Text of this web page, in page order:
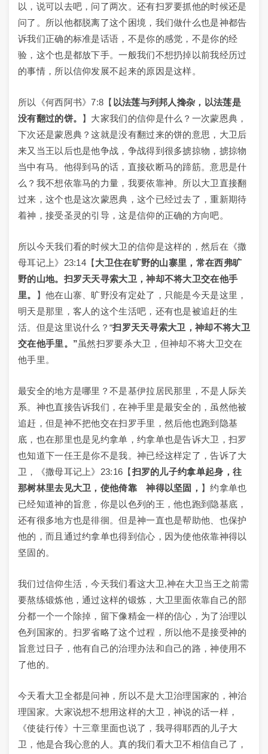
以，说可以去吧，问了两次。还有扫罗要抓他的时候还是
问了。所以他都脱离了这个困境，我们做什么也是神都告
诉我们正确的标准是话语，不是你的感觉，不是你的经
验，这个也是都放下手。一般我们不想扔掉以前我经历过
的事情，所以信仰发展不起来的原因是这样。
所以《何西阿书》7:8【 以法莲与列邦人搀杂，以法莲是
没有翻过的饼。
】大家我们的信仰是什么？一次蒙恩典，
下次还是蒙恩典？这就是没有翻过来的饼的意思，大卫后
来又当王以后也是他争战，争战得到很多掳掠物，掳掠物
当中有马。他得到马的话，直接砍断马的蹄筋。意思是什
么？我不想依靠马的力量，我要依靠神。所以大卫直接翻
过来，这个也是这次蒙恩典，这个已经过去了，重新期待
着神，接受圣灵的引导，这是信仰的正确的方向吧。
所以今天我们看的时候大卫的信仰是这样的，然后在《撒
母耳记上》23:14【大卫住在旷野的山寨里，常在西弗旷
野的山地。扫罗天天寻索大卫，神却不将大卫交在他手
里。
】他在山寨、旷野没有定处了，只能是今天是这里，
明天是那里，客人的这个生活吧，还有也是被追赶的生
活。但是这里说什么？“扫罗天天寻索大卫，神却不将大卫
交在他手里。”虽然扫罗要杀大卫，但神却不将大卫交在
他手里。
最安全的地方是哪里？不是基伊拉居民那里，不是人际关
系。神也直接告诉我们，在神手里是最安全的，虽然他被
追赶，但是神不把他交在扫罗手里，然后他也跑到隐基
底，也在那里也是见约拿单，约拿单也是告诉大卫，扫罗
也知道下一任王是你不是我。神已经这样定了，告诉了大
卫，《撒母耳记上》23:16【扫罗的儿子约拿单起身，往
那树林里去见大卫，使他倚靠 神得以坚固， 】约拿单也
已经知道神的旨意，你是以色列的王，他也跑到隐基底，
还有很多地方也是徘徊。但是神一直也是帮助他、也保护
他的，而且通过约拿单也得到信心，因为使他依靠神得以
坚固的。
我们过信仰生活，今天我们看这大卫,神在大卫当王之前需
要熬练锻炼他，通过这样的锻炼，大卫里面依靠自己的部
分都一个一个除掉，留下像精金一样的信心，为了治理以
色列国家的。扫罗省略了这个过程，所以他不是接受神的
旨意过日子，他有自己的治理办法和自己的路，神使用不
了他的。
今天看大卫全都是问神，所以不是大卫治理国家的，神治
理国家。大家说想不想用这样的大卫，神说的话一样，
《使徒行传》十三章里面也说了，我寻得耶西的儿子大
卫，他是合我心意的人。真的我们看大卫不相信自己了，